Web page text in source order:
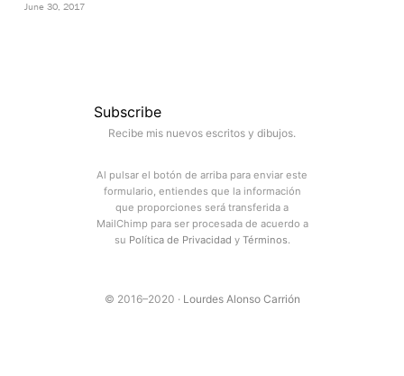
June 30, 2017
Subscribe
Recibe mis nuevos escritos y dibujos.
Al pulsar el botón de arriba para enviar este
formulario, entiendes que la información
que proporciones será transferida a
MailChimp para ser procesada de acuerdo a
su Política de Privacidad y Términos.
© 2016–2020 · Lourdes Alonso Carrión